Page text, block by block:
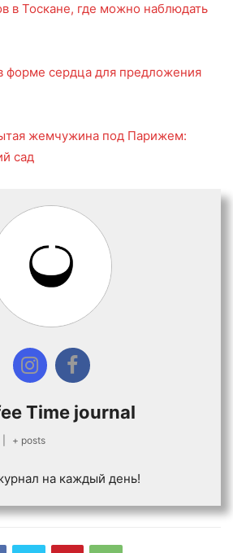
в Тоскане, где можно наблюдать
форме сердца для предложения
жемчужина под Парижем:
сад
Time journal
+ posts
на каждый день!